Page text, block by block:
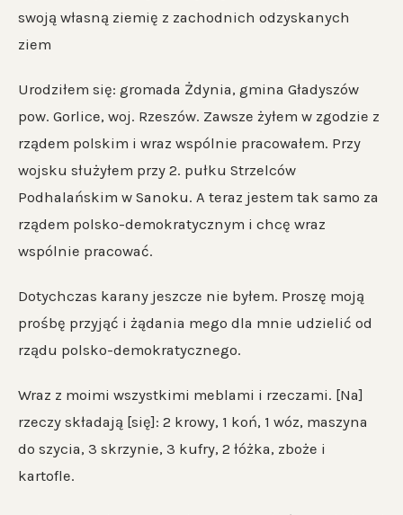
swoją własną ziemię z zachodnich odzyskanych
ziem
Urodziłem się: gromada Żdynia, gmina Gładyszów
pow. Gorlice, woj. Rzeszów. Zawsze żyłem w zgodzie z
rządem polskim i wraz wspólnie pracowałem. Przy
wojsku służyłem przy 2. pułku Strzelców
Podhalańskim w Sanoku. A teraz jestem tak samo za
rządem polsko-demokratycznym i chcę wraz
wspólnie pracować.
Dotychczas karany jeszcze nie byłem. Proszę moją
prośbę przyjąć i żądania mego dla mnie udzielić od
rządu polsko-demokratycznego.
Wraz z moimi wszystkimi meblami i rzeczami. [Na]
rzeczy składają [się]: 2 krowy, 1 koń, 1 wóz, maszyna
do szycia, 3 skrzynie, 3 kufry, 2 łóżka, zboże i
kartofle.